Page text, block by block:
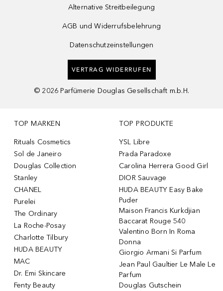
Alternative Streitbeilegung
AGB und Widerrufsbelehrung
Datenschutzeinstellungen
VERTRAG WIDERRUFEN
© 2026 Parfümerie Douglas Gesellschaft m.b.H.
TOP MARKEN
Rituals Cosmetics
Sol de Janeiro
Douglas Collection
Stanley
CHANEL
Purelei
The Ordinary
La Roche-Posay
Charlotte Tilbury
HUDA BEAUTY
MAC
Dr. Emi Skincare
Fenty Beauty
TOP PRODUKTE
YSL Libre
Prada Paradoxe
Carolina Herrera Good Girl
DIOR Sauvage
HUDA BEAUTY Easy Bake
Puder
Maison Francis Kurkdjian
Baccarat Rouge 540
Valentino Born In Roma
Donna
Giorgio Armani Si Parfum
Jean Paul Gaultier Le Male Le
Parfum
Douglas Gutschein